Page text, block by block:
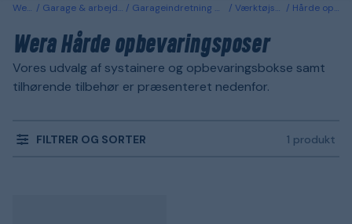
Wera Garage & arbejdsplads Garageindretning & opbevaring Værktøjsopbevaring Hårde opbevaringsposer
Wera Hårde opbevaringsposer
Vores udvalg af systainere og opbevaringsbokse samt
tilhørende tilbehør er præsenteret nedenfor.
FILTRER OG SORTER 1 produkt